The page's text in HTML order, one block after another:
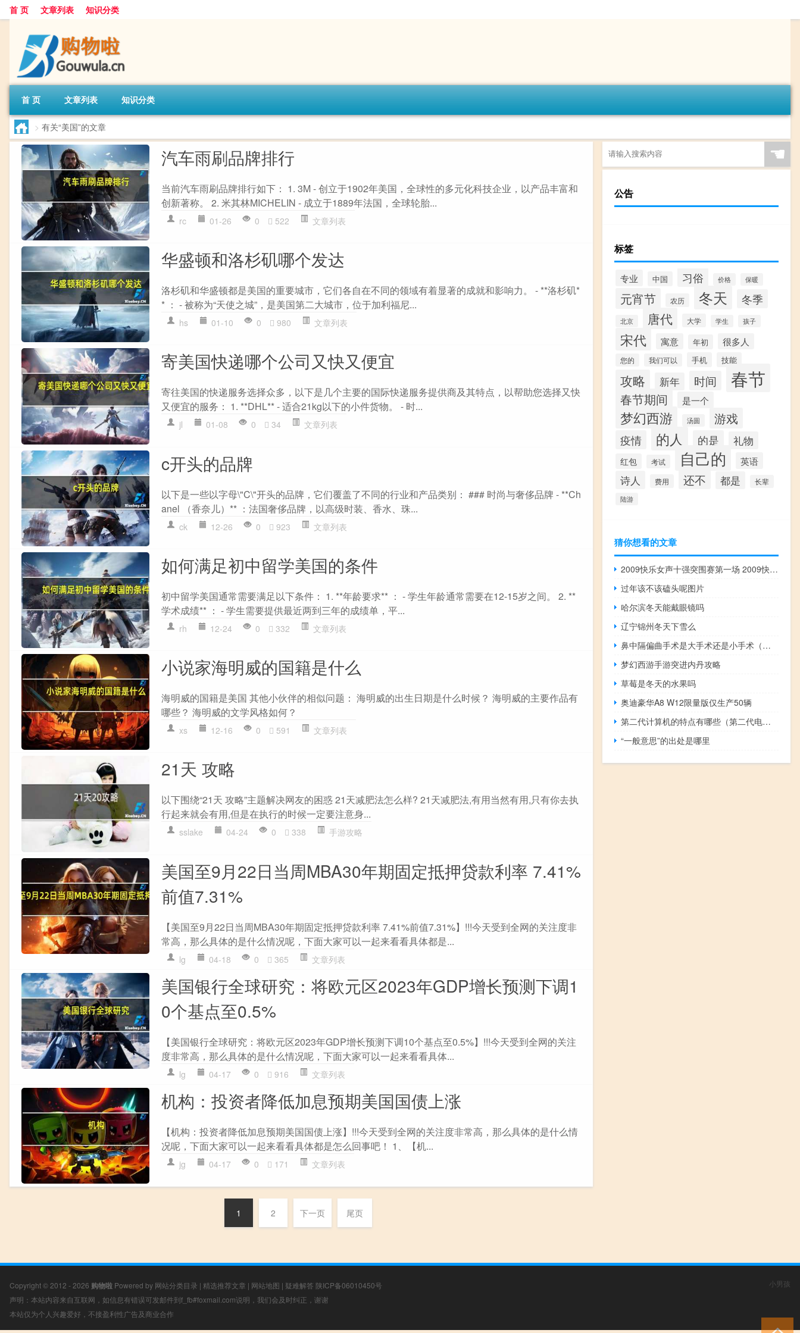
首 页 文章列表 知识分类
首 页 文章列表 知识分类
> 有关“美国”的文章
汽车雨刷品牌排行
当前汽车雨刷品牌排行如下： 1. 3M - 创立于1902年美国，全球性的多元化科技企业，以产品丰富和
创新著称。 2. 米其林MICHELIN - 成立于1889年法国，全球轮胎...
rc 01-26 0 522 文章列表
华盛顿和洛杉矶哪个发达
洛杉矶和华盛顿都是美国的重要城市，它们各自在不同的领域有着显著的成就和影响力。 - **洛杉矶*
* ： - 被称为“天使之城”，是美国第二大城市，位于加利福尼...
hs 01-10 0 980 文章列表
寄美国快递哪个公司又快又便宜
寄往美国的快递服务选择众多，以下是几个主要的国际快递服务提供商及其特点，以帮助您选择又快
又便宜的服务： 1. **DHL** - 适合21kg以下的小件货物。 - 时...
jl 01-08 0 34 文章列表
c开头的品牌
以下是一些以字母\"C\"开头的品牌，它们覆盖了不同的行业和产品类别： ### 时尚与奢侈品牌 - **Ch
anel （香奈儿）** ：法国奢侈品牌，以高级时装、香水、珠...
ck 12-26 0 923 文章列表
如何满足初中留学美国的条件
初中留学美国通常需要满足以下条件： 1. **年龄要求** ： - 学生年龄通常需要在12-15岁之间。 2. **
学术成绩** ： - 学生需要提供最近两到三年的成绩单，平...
rh 12-24 0 332 文章列表
小说家海明威的国籍是什么
海明威的国籍是美国 其他小伙伴的相似问题： 海明威的出生日期是什么时候？ 海明威的主要作品有
哪些？ 海明威的文学风格如何？
xs 12-16 0 591 文章列表
21天 攻略
以下围绕“21天 攻略”主题解决网友的困惑 21天减肥法怎么样? 21天减肥法,有用当然有用,只有你去执
行起来就会有用,但是在执行的时候一定要注意身...
sslake 04-24 0 338 手游攻略
美国至9月22日当周MBA30年期固定抵押贷款利率 7.41%
前值7.31%
【美国至9月22日当周MBA30年期固定抵押贷款利率 7.41%前值7.31%】!!!今天受到全网的关注度非
常高，那么具体的是什么情况呢，下面大家可以一起来看看具体都是...
lg 04-18 0 365 文章列表
美国银行全球研究：将欧元区2023年GDP增长预测下调1
0个基点至0.5%
【美国银行全球研究：将欧元区2023年GDP增长预测下调10个基点至0.5%】!!!今天受到全网的关注
度非常高，那么具体的是什么情况呢，下面大家可以一起来看看具体...
lg 04-17 0 916 文章列表
机构：投资者降低加息预期美国国债上涨
【机构：投资者降低加息预期美国国债上涨】!!!今天受到全网的关注度非常高，那么具体的是什么情
况呢，下面大家可以一起来看看具体都是怎么回事吧！ 1、【机...
jg 04-17 0 171 文章列表
1 2 下一页 尾页
☚
公告
标签
专业 中国 习俗 价格 保暖
元宵节 农历 冬天 冬季
北京 唐代 大学 学生 孩子
宋代 寓意 年初 很多人
您的 我们可以 手机 技能
攻略 新年 时间 春节
春节期间 是一个
梦幻西游 汤圆 游戏
疫情 的人 的是 礼物
红包 考试 自己的 英语
诗人 费用 还不 都是 长辈
陆游
猜你想看的文章
2009快乐女声十强突围赛第一场 2009快乐女声主题曲
过年该不该磕头呢图片
哈尔滨冬天能戴眼镜吗
辽宁锦州冬天下雪么
鼻中隔偏曲手术是大手术还是小手术（鼻中隔偏曲一定手术吗）
梦幻西游手游突进内丹攻略
草莓是冬天的水果吗
奥迪豪华A8 W12限量版仅生产50辆
第二代计算机的特点有哪些（第二代电子计算机的主要特点）
“一般意思”的出处是哪里
Copyright © 2012 - 2026 购物啦 Powered by 网站分类目录 | 精选推荐文章 | 网站地图 | 疑难解答 陕ICP备06010450号
声明：本站内容来自互联网，如信息有错误可发邮件到f_fb#foxmail.com说明，我们会及时纠正，谢谢
本站仅为个人兴趣爱好，不接盈利性广告及商业合作
小男孩